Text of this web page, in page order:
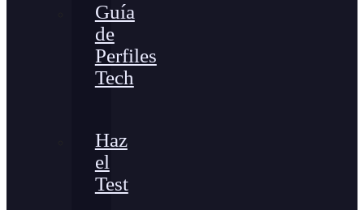
Guía
de
Perfiles
Tech
Haz
el
Test